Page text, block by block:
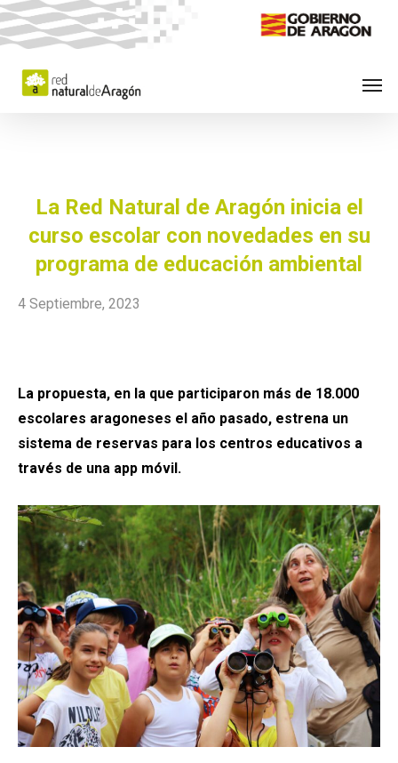
Skip
to
content
La Red Natural de Aragón inicia el
curso escolar con novedades en su
programa de educación ambiental
4 Septiembre, 2023
La propuesta, en la que participaron más de 18.000
escolares aragoneses el año pasado, estrena un
sistema de reservas para los centros educativos a
través de una app móvil.